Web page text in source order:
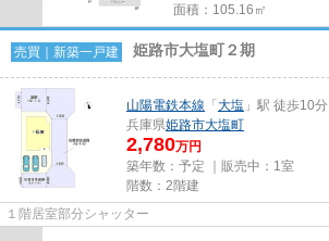
面積：105.16㎡
売買｜新築一戸建 姫路市大塩町２期
山陽電鉄本線 「 大塩 」駅 徒歩10分
兵庫県姫路市大塩町
2,780万円
築年数：予定 ｜販売中： 1室
階数：2階建
１階居室部分シャッター